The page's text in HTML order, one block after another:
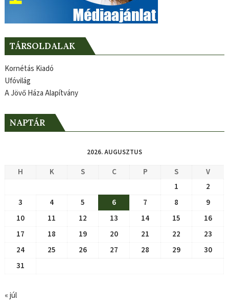
TÁRSOLDALAK
Kornétás Kiadó
Ufóvilág
A Jövő Háza Alapítvány
NAPTÁR
2026. AUGUSZTUS
H K S C P S
V
1
2
3
4 5 6 7 8
9
10
11 12 13 14 15
16
17
18 19 20 21 22
23
24
25 26 27 28 29
30
31
« júl